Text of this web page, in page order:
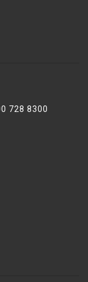
728 8300